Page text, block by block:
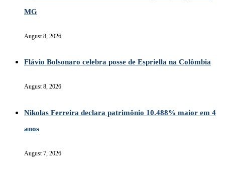
MG
August 8, 2026
Flávio Bolsonaro celebra posse de Espriella na Colômbia
August 8, 2026
Nikolas Ferreira declara patrimônio 10.488% maior em 4
anos
August 7, 2026